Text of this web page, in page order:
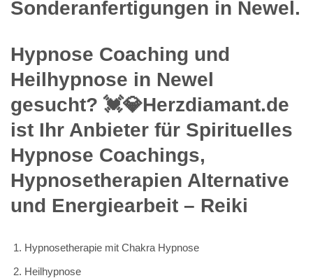
Sonderanfertigungen in Newel.
Hypnose Coaching und
Heilhypnose in Newel
gesucht? 💓️💎Herzdiamant.de
ist Ihr Anbieter für Spirituelles
Hypnose Coachings,
Hypnosetherapien Alternative
und Energiearbeit – Reiki
Hypnosetherapie mit Chakra Hypnose
Heilhypnose